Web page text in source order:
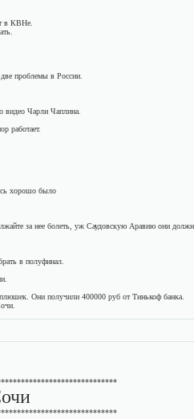
в КВНе.
проблемы в России.
видео Чарли Чаплина.
работает.
хорошо было
за нее болеть, уж Саудовскую Аравию они
в полуфинал.
Они получили 400000 руб от Тинькоф банка.